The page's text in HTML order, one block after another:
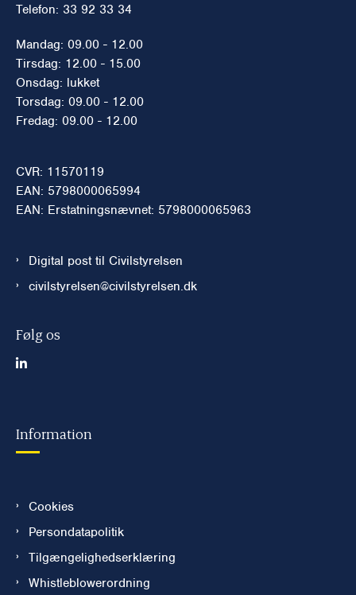
Telefon: 33 92 33 34
Mandag: 09.00 - 12.00
Tirsdag: 12.00 - 15.00
Onsdag: lukket
Torsdag: 09.00 - 12.00
Fredag: 09.00 - 12.00
CVR: 11570119
EAN: 5798000065994
EAN: Erstatningsnævnet: 5798000065963
Digital post til Civilstyrelsen
civilstyrelsen@civilstyrelsen.dk
Følg os
Information
Cookies
Persondatapolitik
Tilgængelighedserklæring
Whistleblowerordning